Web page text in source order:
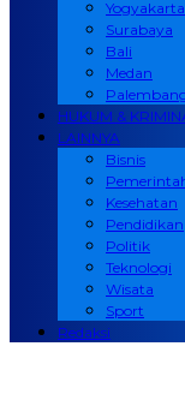
Yogyakarta
Surabaya
Bali
Medan
HUKUM &
LAINNYA
Bisnis
Kesehatan
Pendidikan
Politik
Teknologi
Wisata
Sport
Redaksi